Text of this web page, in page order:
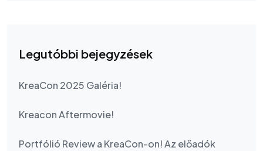
Legutóbbi bejegyzések
KreaCon 2025 Galéria!
Kreacon Aftermovie!
Portfólió Review a KreaCon-on! Az előadók